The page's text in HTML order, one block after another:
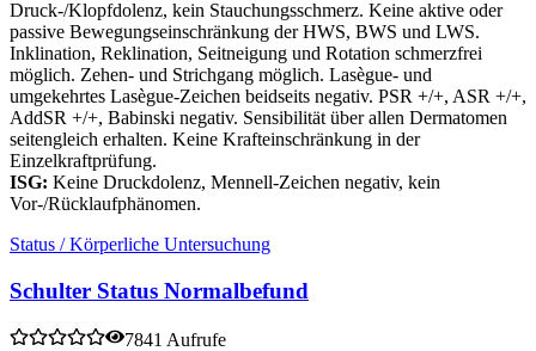
Druck-/Klopfdolenz, kein Stauchungsschmerz. Keine aktive oder
passive Bewegungseinschränkung der HWS, BWS und LWS.
Inklination, Reklination, Seitneigung und Rotation schmerzfrei
möglich. Zehen- und Strichgang möglich. Lasègue- und
umgekehrtes Lasègue-Zeichen beidseits negativ. PSR +/+, ASR +/+,
AddSR +/+, Babinski negativ. Sensibilität über allen Dermatomen
seitengleich erhalten. Keine Krafteinschränkung in der
Einzelkraftprüfung.
ISG: Keine Druckdolenz, Mennell-Zeichen negativ, kein
Vor-/Rücklaufphänomen.
Status / Körperliche Untersuchung
Schulter Status Normalbefund
7841 Aufrufe